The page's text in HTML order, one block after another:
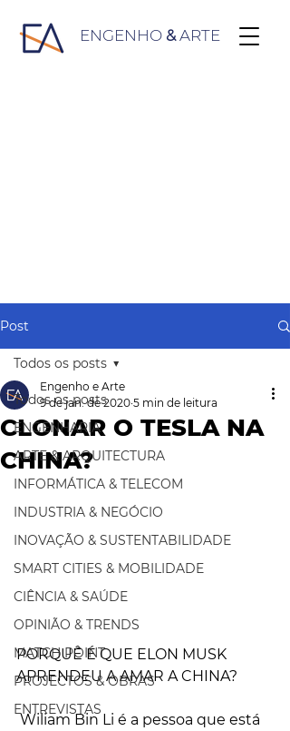
ENGENHO &ARTE
Post
Todos os posts
ENGENHARIA
ARTE & ARQUITECTURA
INFORMÁTICA & TELECOM
INDUSTRIA & NEGÓCIO
INOVAÇÃO & SUSTENTABILIDADE
SMART CITIES & MOBILIDADE
CIÊNCIA & SAÚDE
OPINIÃO & TRENDS
MATCH POINT
PROJECTOS & OBRAS
ENTREVISTAS
Todos os posts
CLONAR O TESLA NA
CHINA?
Engenho e Arte
9 de jan. de 2020 5 min de leitura
PORQUÊ É QUE ELON MUSK
APRENDEU A AMAR A CHINA?
Wiliam Bin Li é a pessoa que está